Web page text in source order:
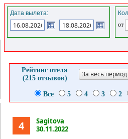
Дата вылета:
от
Рейтинг отеля
(215 отзывов)
За весь период
Все 5 4 3 2
4
Sagitova
30.11.2022